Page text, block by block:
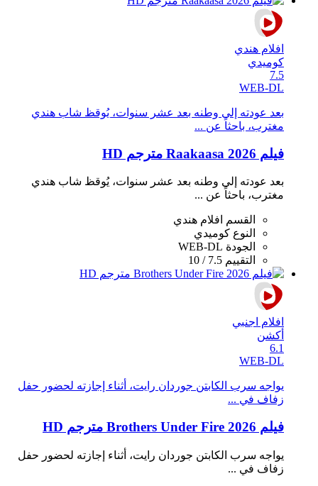
افلام هندي
كوميدي
7.5
WEB-DL
بعد عودته إلى وطنه بعد عشر سنوات، يُوقظ شاب هندي
مغترب، باحثاً عن ...
فيلم Raakaasa 2026 مترجم HD
بعد عودته إلى وطنه بعد عشر سنوات، يُوقظ شاب هندي
مغترب، باحثاً عن ...
القسم
افلام هندي
النوع كوميدي
الجودة WEB-DL
التقييم 7.5 / 10
افلام اجنبي
أكشن
6.1
WEB-DL
يواجه سرب الكابتن جوردان رايت، أثناء إجازته لحضور حفل
زفاف في ...
فيلم Brothers Under Fire 2026 مترجم HD
يواجه سرب الكابتن جوردان رايت، أثناء إجازته لحضور حفل
زفاف في ...